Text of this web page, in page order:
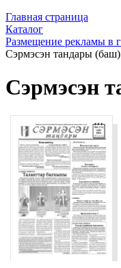
Главная страница
Каталог
Размещение рекламы в
Сэрмэсэн тандары (баш)
Сэрмэсэн